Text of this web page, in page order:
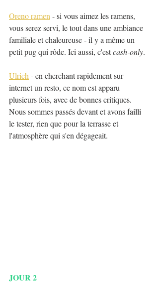
Oreno ramen - si vous aimez les ramens,
vous serez servi, le tout dans une ambiance
familiale et chaleureuse - il y a même un
petit pug qui rôde. Ici aussi, c'est cash-only.
Ulrich - en cherchant rapidement sur
internet un resto, ce nom est apparu
plusieurs fois, avec de bonnes critiques.
Nous sommes passés devant et avons failli
le tester, rien que pour la terrasse et
l'atmosphère qui s'en dégageait.
JOUR 2